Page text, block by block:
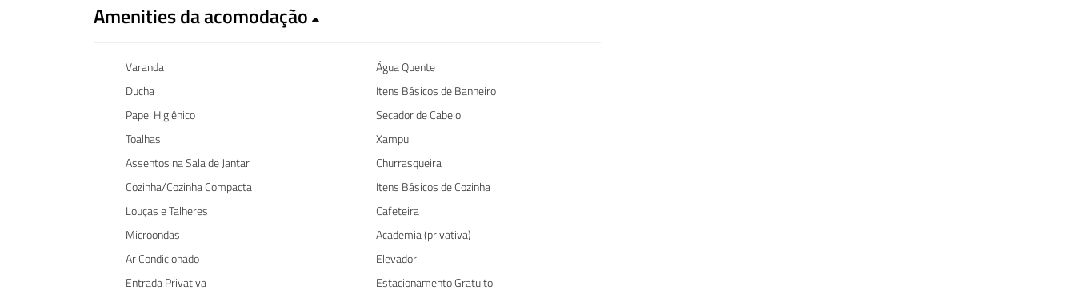
Amenities da acomodação
Varanda
Água Quente
Ducha
Itens Básicos de Banheiro
Papel Higiênico
Secador de Cabelo
Toalhas
Xampu
Assentos na Sala de Jantar
Churrasqueira
Cozinha/Cozinha Compacta
Itens Básicos de Cozinha
Louças e Talheres
Cafeteira
Microondas
Academia (privativa)
Ar Condicionado
Elevador
Entrada Privativa
Estacionamento Gratuito